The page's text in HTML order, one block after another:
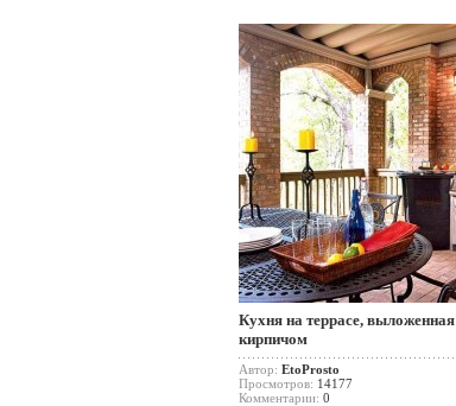
Кухня на террасе, выложенная
кирпичом
Автор: EtoProsto
Просмотров: 14177
Комментарии: 0